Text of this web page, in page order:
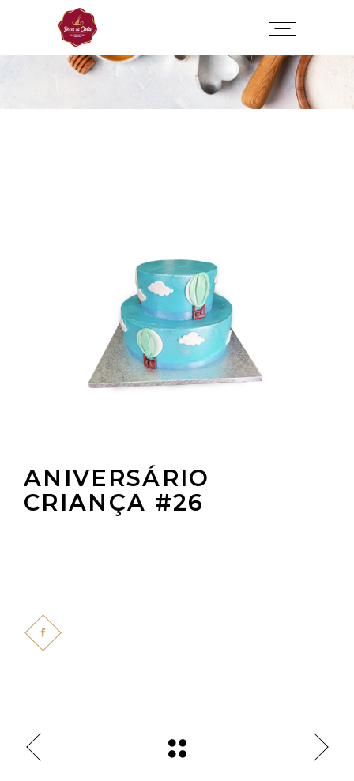
ANIVERSÁRIO
CRIANÇA #26